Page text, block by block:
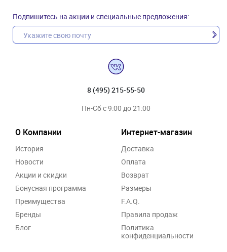
Подпишитесь на акции и специальные предложения:
8 (495) 215-55-50
Пн-Сб с 9:00 до 21:00
О Компании
История
Новости
Акции и скидки
Бонусная программа
Преимущества
Бренды
Блог
Интернет-магазин
Доставка
Оплата
Возврат
Размеры
F.A.Q.
Правила продаж
Политика
конфиденциальности